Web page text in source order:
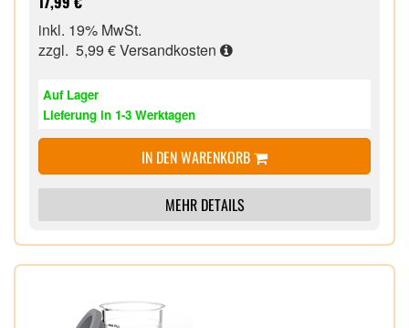
inkl. 19% MwSt.
zzgl. 5,99 €Versandkosten
Auf Lager
Lieferung in 1-3 Werktagen
IN DEN WARENKORB
MEHR DETAILS